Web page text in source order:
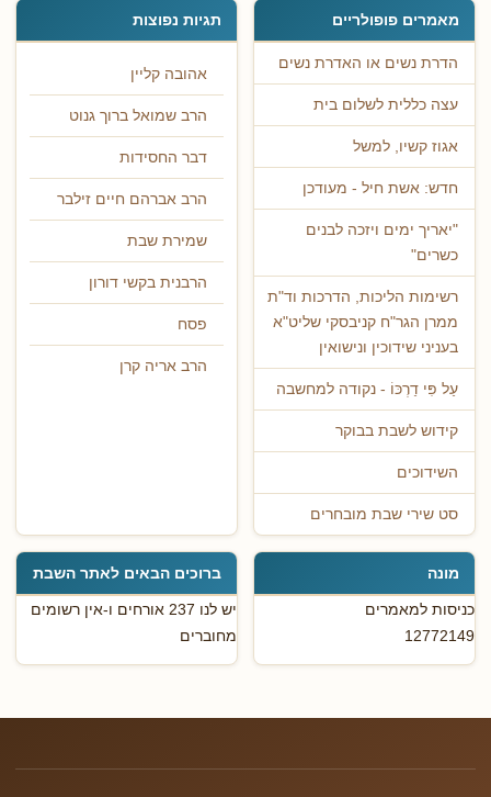
מאמרים פופולריים
הדרת נשים או האדרת נשים
עצה כללית לשלום בית
אגוז קשיו, למשל
חדש: אשת חיל - מעודכן
"יאריך ימים ויזכה לבנים
כשרים"
רשימות הליכות, הדרכות וד"ת
ממרן הגר"ח קניבסקי שליט"א
בעניני שידוכין ונישואין
עַל פִּי דַרְכּוֹ - נקודה למחשבה
קידוש לשבת בבוקר
השידוכים
סט שירי שבת מובחרים
תגיות נפוצות
אהובה קליין
הרב שמואל ברוך גנוט
דבר החסידות
הרב אברהם חיים זילבר
שמירת שבת
הרבנית בקשי דורון
פסח
הרב אריה קרן
מונה
כניסות למאמרים
12772149
ברוכים הבאים לאתר השבת
יש לנו 237 אורחים ו-אין רשומים
מחוברים